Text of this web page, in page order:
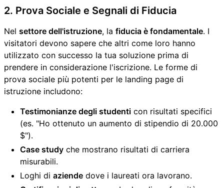
2. Prova Sociale e Segnali di Fiducia
Nel settore dell'istruzione, la fiducia è fondamentale. I
visitatori devono sapere che altri come loro hanno
utilizzato con successo la tua soluzione prima di
prendere in considerazione l'iscrizione. Le forme di
prova sociale più potenti per le landing page di
istruzione includono:
Testimonianze degli studenti con risultati specifici
(es. "Ho ottenuto un aumento di stipendio di 20.000
$").
Case study che mostrano risultati di carriera
misurabili.
Loghi di aziende dove i laureati ora lavorano.